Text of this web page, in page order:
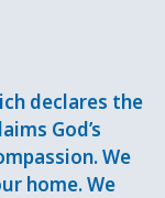
declares the
God’s
We
home. We